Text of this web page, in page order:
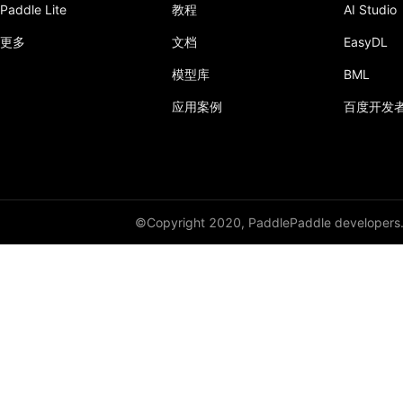
Paddle Lite
更多
教程
文档
模型库
应用案例
AI Studio
EasyDL
BML
百度开发
©Copyright 2020, PaddlePaddle developers.